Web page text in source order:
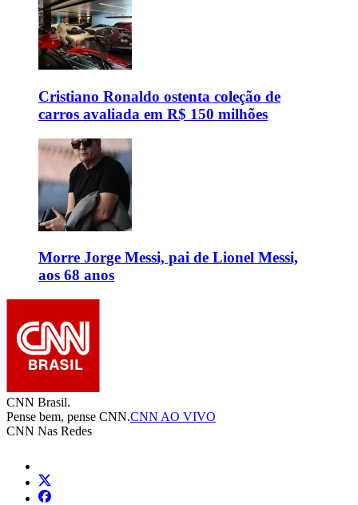
Cristiano Ronaldo ostenta coleção de
carros avaliada em R$ 150 milhões
Morre Jorge Messi, pai de Lionel Messi,
aos 68 anos
CNN Brasil.
Pense bem, pense CNN.CNN AO VIVO
CNN Nas Redes